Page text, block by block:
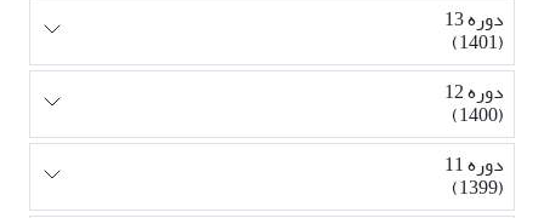
دوره 13
(1401)
دوره 12
(1400)
دوره 11
(1399)